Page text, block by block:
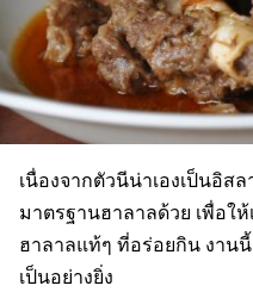
เนื่องจากตัวนีน่าเองเป็นอิส
มาตรฐานฮาลาลด้วย เพื่อใ
ฮาลาลแท้ๆ ที่อร่อยกิน งาน
เป็นอย่างยิ่ง